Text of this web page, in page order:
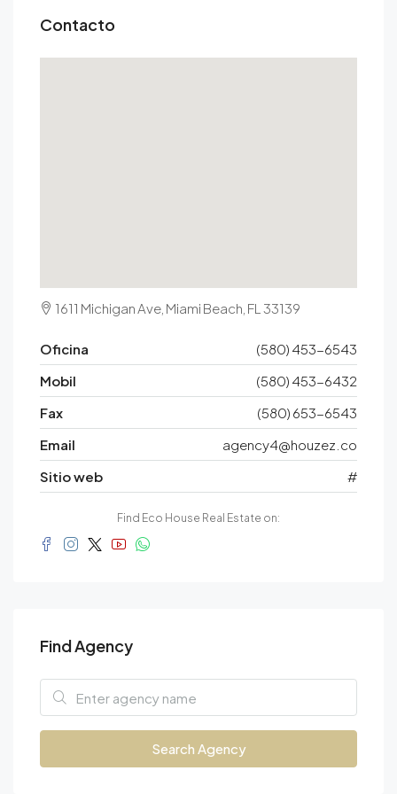
Contacto
1611 Michigan Ave, Miami Beach, FL 33139
Oficina
(580) 453-6543
Mobil
(580) 453-6432
Fax
(580) 653-6543
Email
agency4@houzez.co
Sitio web
#
Find Eco House Real Estate on:
Find Agency
Search Agency